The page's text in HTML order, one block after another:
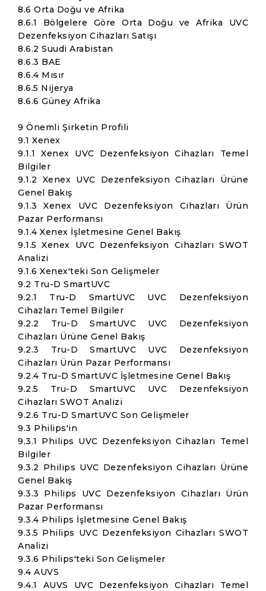
8.6 Orta Doğu ve Afrika
8.6.1 Bölgelere Göre Orta Doğu ve Afrika UVC
Dezenfeksiyon Cihazları Satışı
8.6.2 Suudi Arabistan
8.6.3 BAE
8.6.4 Mısır
8.6.5 Nijerya
8.6.6 Güney Afrika
9 Önemli Şirketin Profili
9.1 Xenex
9.1.1 Xenex UVC Dezenfeksiyon Cihazları Temel
Bilgiler
9.1.2 Xenex UVC Dezenfeksiyon Cihazları Ürüne
Genel Bakış
9.1.3 Xenex UVC Dezenfeksiyon Cihazları Ürün
Pazar Performansı
9.1.4 Xenex İşletmesine Genel Bakış
9.1.5 Xenex UVC Dezenfeksiyon Cihazları SWOT
Analizi
9.1.6 Xenex'teki Son Gelişmeler
9.2 Tru-D SmartUVC
9.2.1 Tru-D SmartUVC UVC Dezenfeksiyon
Cihazları Temel Bilgiler
9.2.2 Tru-D SmartUVC UVC Dezenfeksiyon
Cihazları Ürüne Genel Bakış
9.2.3 Tru-D SmartUVC UVC Dezenfeksiyon
Cihazları Ürün Pazar Performansı
9.2.4 Tru-D SmartUVC İşletmesine Genel Bakış
9.2.5 Tru-D SmartUVC UVC Dezenfeksiyon
Cihazları SWOT Analizi
9.2.6 Tru-D SmartUVC Son Gelişmeler
9.3 Philips'in
9.3.1 Philips UVC Dezenfeksiyon Cihazları Temel
Bilgiler
9.3.2 Philips UVC Dezenfeksiyon Cihazları Ürüne
Genel Bakış
9.3.3 Philips UVC Dezenfeksiyon Cihazları Ürün
Pazar Performansı
9.3.4 Philips İşletmesine Genel Bakış
9.3.5 Philips UVC Dezenfeksiyon Cihazları SWOT
Analizi
9.3.6 Philips'teki Son Gelişmeler
9.4 AUVS
9.4.1 AUVS UVC Dezenfeksiyon Cihazları Temel